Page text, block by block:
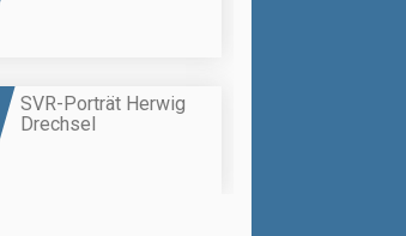
SVR-Porträt Herwig
Drechsel